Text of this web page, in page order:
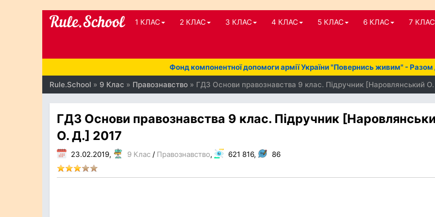
1 КЛАС 2 КЛАС 3 КЛАС 4 КЛАС 5 КЛАС 6 КЛАС 7 КЛАС
Фонд компонентної допомоги армії України "Повернись живим" -
Rule.School » 9 Клас » Правознавство » ГДЗ Основи правознавства 9 клас. Підручник [Наровлянський
ГДЗ Основи правознавства 9 клас. Підручник
О. Д.] 2017
23.02.2019, 9 Клас / Правознавство, 621 816, 86